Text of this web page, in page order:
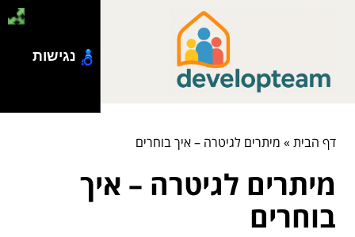
דף הבית» מיתרים לגיטרה – איך בוחרים
מיתרים לגיטרה – איך
בוחרים
נגישות